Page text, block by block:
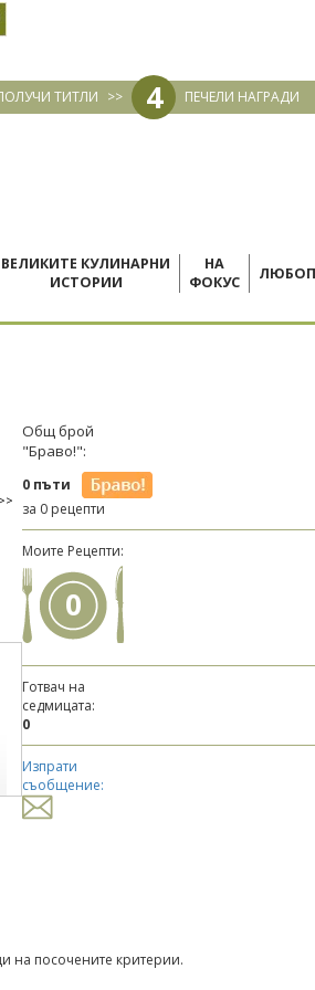
ТИТЛИ >> 4 ПЕЧЕЛИ НАГРАДИ
ВЕЛИКИТЕ КУЛИНАРНИ
ИСТОРИИ
НА
ФОКУС
Общ брой
"Браво!":
0 пъти
за 0 рецепти
Моите Рецепти:
0
Готвач на
седмицата:
0
Изпрати
съобщение:
на посочените критерии.